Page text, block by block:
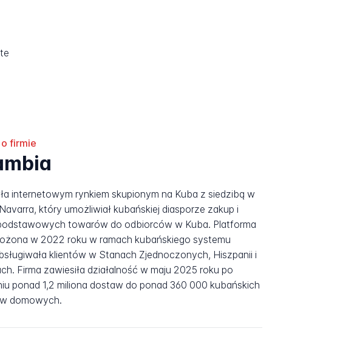
firmie
internetowym rynkiem skupionym na Kuba z siedzibą w
który umożliwiał kubańskiej diasporze zakup i
towarów do odbiorców w Kuba. Platforma
w 2022 roku w ramach kubańskiego systemu
klientów w Stanach Zjednoczonych, Hiszpanii i
Firma zawiesiła działalność w maju 2025 roku po
ponad 1,2 miliona dostaw do ponad 360 000 kubańskich
domowych.